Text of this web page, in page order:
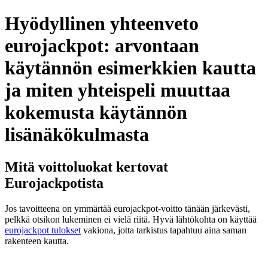
Skip
to
Hyödyllinen yhteenveto
eurojackpot: arvontaan
käytännön esimerkkien kautta
ja miten yhteispeli muuttaa
kokemusta käytännön
lisänäkökulmasta
Mitä voittoluokat kertovat
Eurojackpotista
Jos tavoitteena on ymmärtää eurojackpot-voitto tänään järkevästi,
pelkkä otsikon lukeminen ei vielä riitä. Hyvä lähtökohta on käyttää
eurojackpot tulokset vakiona, jotta tarkistus tapahtuu aina saman
rakenteen kautta.